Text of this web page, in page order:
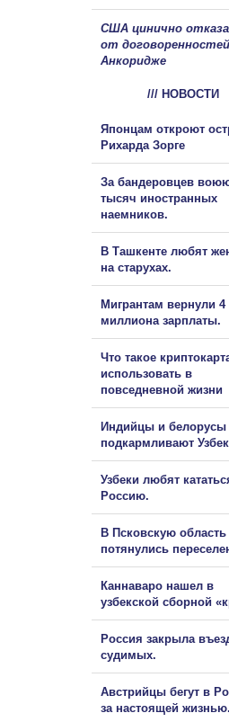
США цинично
от
Анкоридже
/// НОВОСТИ
Японцам откроют
Рихарда Зорге
За бандеровцев
тысяч иностранных
наемников.
В Ташкенте любят
на старухах.
Мигрантам вернули 4
миллиона зарплаты.
Что такое
использовать в
повседневной жизни
Индийцы и белорусы
подкармливают
Узбеки любят
Россию.
В Псковскую область
потянулись
Каннаваро нашел в
узбекской сборной
Россия закрыла
судимых.
Австрийцы бегут в
за настоящей жизнью.